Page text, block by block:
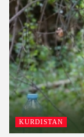
KURDISTAN